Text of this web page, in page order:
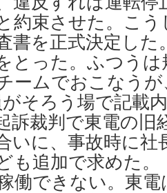
約束させた。こ
書を正式決定し
とった。ふつう
ームでおこなう
そろう場で記載
訴裁判で東電の旧
いに、事故時に社
も追加で求めた
働できない。東